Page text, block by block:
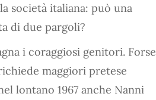
società italiana: può una
di due pargoli?
i coraggiosi genitori. Forse
maggiori pretese
lontano 1967 anche Nanni